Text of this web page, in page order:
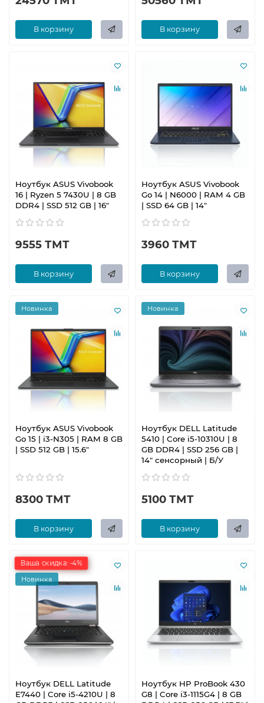
В корзину В корзину
Ноутбук ASUS Vivobook
16 | Ryzen 5 7430U | 8 GB
DDR4 | SSD 512 GB | 16"
9555 ТМТ
В корзину
Ноутбук ASUS Vivobook
Go 14 | N6000 | RAM 4 GB
| SSD 64 GB | 14"
3960 ТМТ
В корзину
Новинка
Ноутбук ASUS Vivobook
Go 15 | i3-N305 | RAM 8 GB
| SSD 512 GB | 15.6"
8300 ТМТ
В корзину
Новинка
Ноутбук DELL Latitude
5410 | Core i5-10310U | 8
GB DDR4 | SSD 256 GB |
14" сенсорный | Б/У
5100 ТМТ
В корзину
Ваша скидка: -4%
Новинка
Ноутбук DELL Latitude
E7440 | Core i5-4210U | 8
Ноутбук HP ProBook 430
G8 | Core i3-1115G4 | 8 GB